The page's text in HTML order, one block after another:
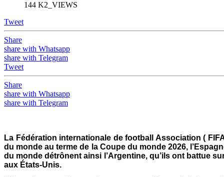
144 K2_VIEWS
Tweet
Share
share with Whatsapp
share with Telegram
Tweet
Share
share with Whatsapp
share with Telegram
La Fédération internationale de football Association (
du monde au terme de la Coupe du monde 2026,
du monde détrônent ainsi l’Argentine, qu’ils ont battue
aux États-Unis.